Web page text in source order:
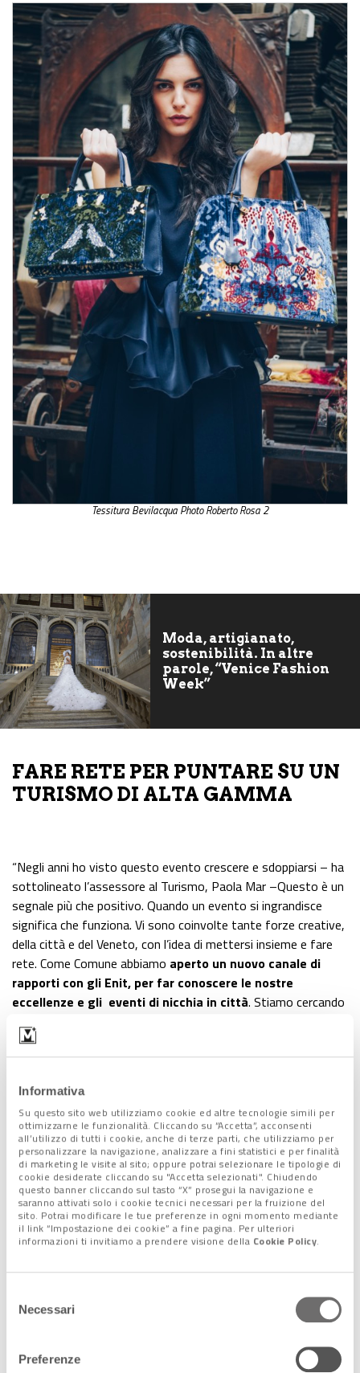
Informativa
Su questo sito web utilizziamo cookie ed altre tecnologie simili per
ottimizzarne le funzionalità. Cliccando su “Accetta”, acconsenti
all’utilizzo di tutti i cookie, anche di terze parti, che utilizziamo per
personalizzare la navigazione, analizzare a fini statistici e per finalità
di marketing le visite al sito; oppure potrai selezionare le tipologie di
cookie desiderate cliccando su "Accetta selezionati". Chiudendo
questo banner cliccando sul tasto “X” prosegui la navigazione e
saranno attivati solo i cookie tecnici necessari per la fruizione del
sito. Potrai modificare le tue preferenze in ogni momento mediante
il link “Impostazione dei cookie” a fine pagina. Per ulteriori
informazioni ti invitiamo a prendere visione della Cookie Policy.
delNecessari
Preferenze
Tessitura Bevilacqua Photo Roberto Rosa 2
Moda, artigianato,
sostenibilità. In altre
parole, “Venice Fashion
Week”
FARE RETE PER PUNTARE SU UN
TURISMO DI ALTA GAMMA
“Negli anni ho visto questo evento crescere e sdoppiarsi – ha
sottolineato l’assessore al Turismo, Paola Mar –Questo è un
segnale più che positivo. Quando un evento si ingrandisce
significa che funziona. Vi sono coinvolte tante forze creative,
della città e del Veneto, con l’idea di mettersi insieme e fare
rete. Come Comune abbiamo aperto un nuovo canale di
rapporti con gli Enit, per far conoscere le nostre
eccellenze e gli eventi di nicchia in città. Stiamo cercando
articolazioni, per far sì che manifestazioni come queste
possano configurarsi come attrattori di pubblici specifici.
di essere comunicato nel modo giusto.
è alla ricerca di differenziazione: per intercettarlo servono
allora eventi di qualità e laFashion Week ne è un esempio
IL PROGRAMMA DELLA SPRING
EDITION 2019
La Spring Edition parte con l’ anticipazione del 27 marzo, alle
Il sentiero del diavolo